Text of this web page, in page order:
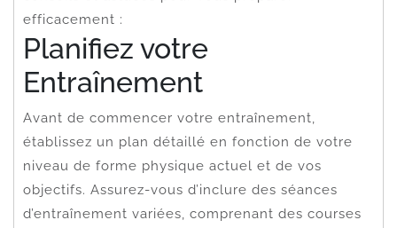
efficacement :
Planifiez votre
Entraînement
Avant de commencer votre entraînement,
établissez un plan détaillé en fonction de votre
niveau de forme physique actuel et de vos
objectifs. Assurez-vous d’inclure des séances
d’entraînement variées, comprenant des courses